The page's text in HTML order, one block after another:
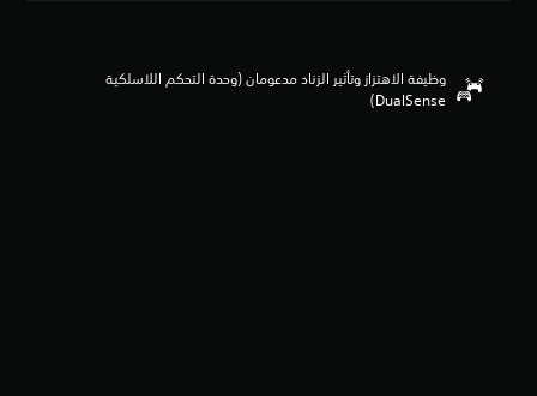
وظيفة الاهتزاز وتأثير الزناد مدعومان (وحدة التحكم اللاسلكية
DualSense‏)